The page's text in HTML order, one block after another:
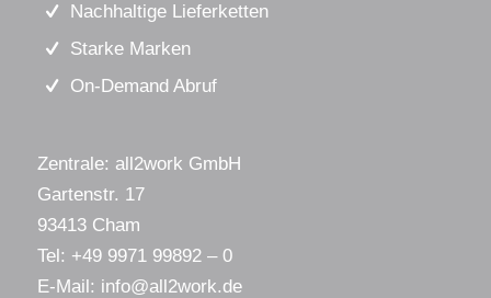
Nachhaltige Lieferketten
Starke Marken
On-Demand Abruf
Zentrale: all2work GmbH
Gartenstr. 17
93413 Cham
Tel: +49 9971 99892 – 0
E-Mail: info@all2work.de